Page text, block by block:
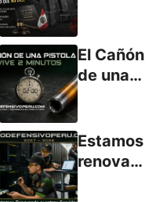
Lo que
dice la
dice.
El Cañón
de una
Menos
de 2
Estamos
renovand